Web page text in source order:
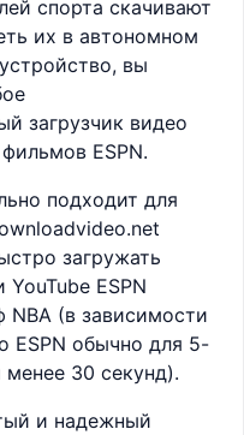
спорта скачивают
их в автономном
вы
загрузчик видео
ESPN.
подходит для
загружать
ESPN
NBA (в зависимости
ESPN обычно для 5-
менее 30 секунд).
и надежный